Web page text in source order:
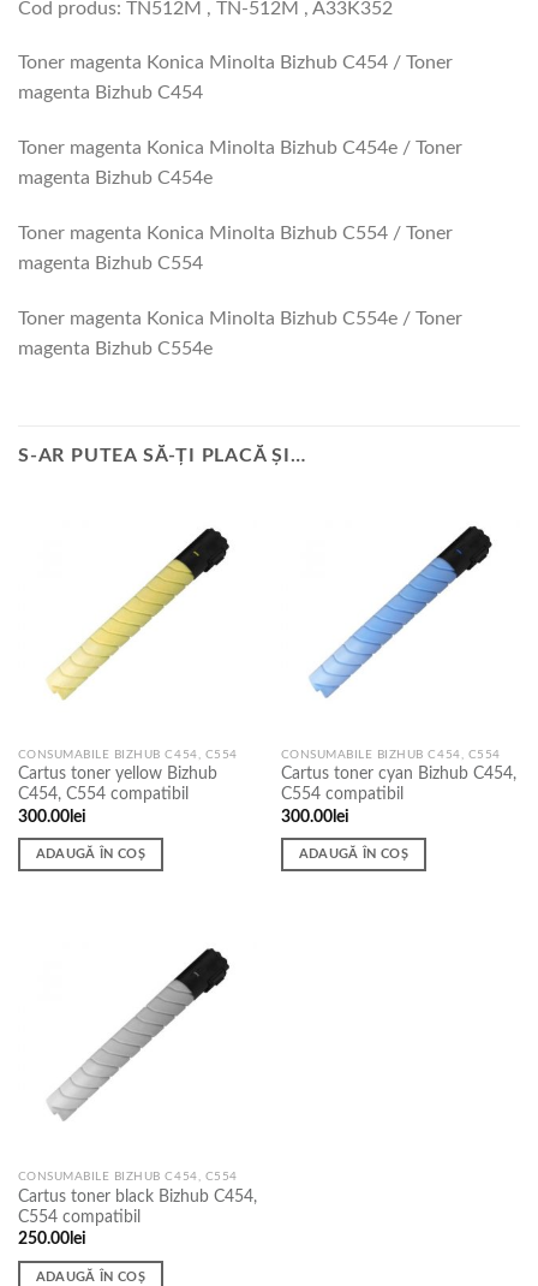
Cod produs: TN512M , TN-512M , A33K352
Toner magenta Konica Minolta Bizhub C454 / Toner
magenta Bizhub C454
Toner magenta Konica Minolta Bizhub C454e / Toner
magenta Bizhub C454e
Toner magenta Konica Minolta Bizhub C554 / Toner
magenta Bizhub C554
Toner magenta Konica Minolta Bizhub C554e / Toner
magenta Bizhub C554e
S-AR PUTEA SĂ-ȚI PLACĂ ȘI…
CONSUMABILE BIZHUB C454, C554
Cartus toner yellow Bizhub
C454, C554 compatibil
300.00lei
ADAUGĂ ÎN COȘ
CONSUMABILE BIZHUB C454, C554
Cartus toner cyan Bizhub C454,
C554 compatibil
300.00lei
ADAUGĂ ÎN COȘ
CONSUMABILE BIZHUB C454, C554
Cartus toner black Bizhub C454,
C554 compatibil
250.00lei
ADAUGĂ ÎN COȘ